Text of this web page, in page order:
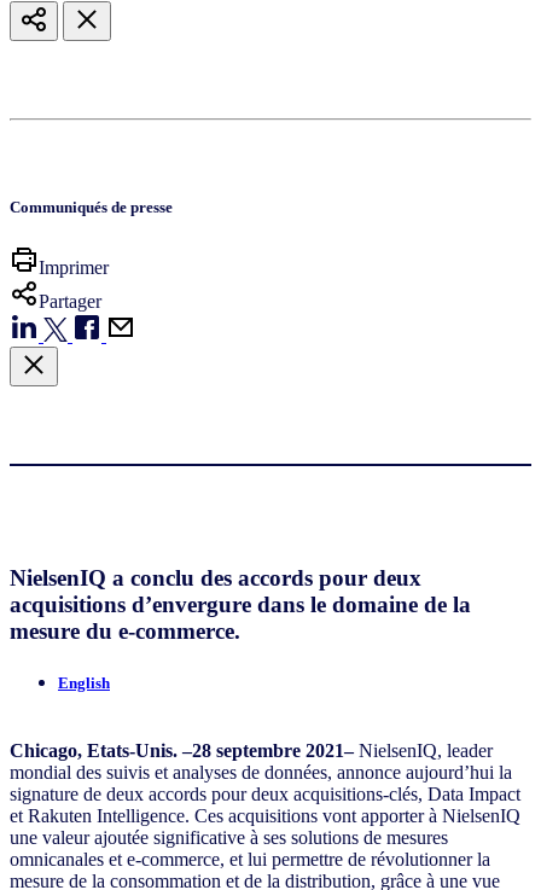
Communiqués de presse
Imprimer
Partager
NielsenIQ a conclu des accords pour deux
acquisitions d’envergure dans le domaine de la
mesure du e-commerce.
English
Chicago, Etats-Unis. –28 septembre 2021–NielsenIQ, leader
mondial des suivis et analyses de données, annonce aujourd’hui la
signature de deux accords pour deux acquisitions-clés, Data Impact
et Rakuten Intelligence. Ces acquisitions vont apporter à NielsenIQ
une valeur ajoutée significative à ses solutions de mesures
omnicanales et e-commerce, et lui permettre de révolutionner la
mesure de la consommation et de la distribution, grâce à une vue